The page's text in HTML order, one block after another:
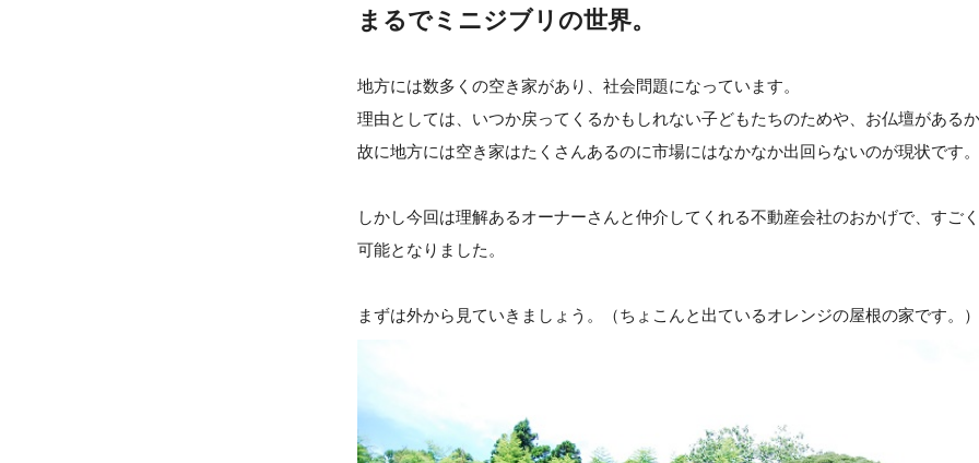
まるでミニジブリの世界。
地方には数多くの空き家があり、社会問題になっています。
理由としては、いつか戻ってくるかもしれない子どもたちのためや、お仏壇がある
故に地方には空き家はたくさんあるのに市場にはなかなか出回らないのが現状です。
しかし今回は理解あるオーナーさんと仲介してくれる不動産会社のおかげで、すご
可能となりました。
まずは外から見ていきましょう。（ちょこんと出ているオレンジの屋根の家です。）